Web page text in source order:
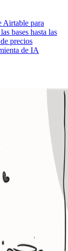
Airtable para
bases hasta las
precios
de IA